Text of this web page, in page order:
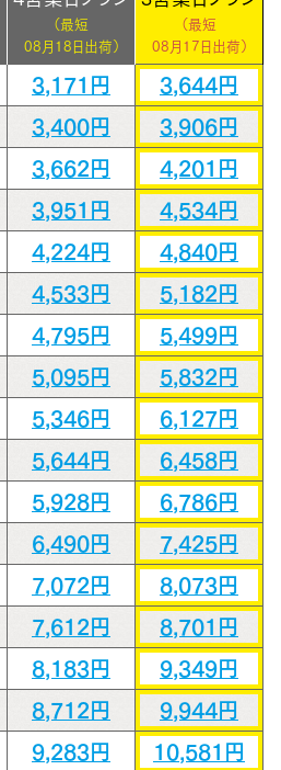
（最短
08月18日出荷）
（最短
08月17日出荷）
3,171円 3,644円
3,400円 3,906円
3,662円 4,201円
3,951円 4,534円
4,224円 4,840円
4,533円 5,182円
4,795円 5,499円
5,095円 5,832円
5,346円 6,127円
5,644円 6,458円
5,928円 6,786円
6,490円 7,425円
7,072円 8,073円
7,612円 8,701円
8,183円 9,349円
8,712円 9,944円
9,283円 10,581円